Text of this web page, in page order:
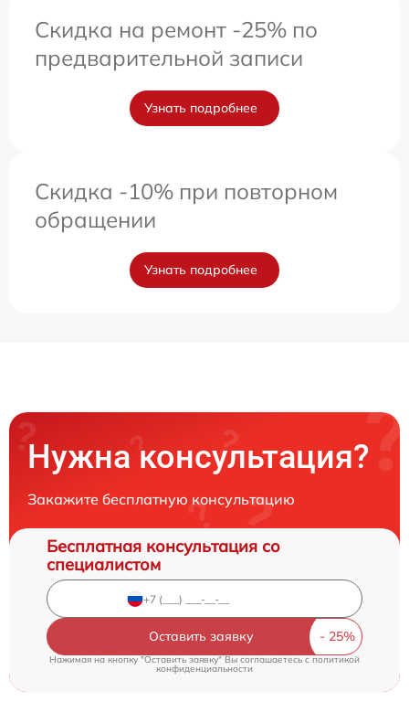
Скидка на ремонт -25% по
предварительной записи
Узнать подробнее
Скидка -10% при повторном
обращении
Узнать подробнее
Нужна консультация?
Закажите бесплатную консультацию
Бесплатная консультация со
специалистом
Оставить заявку
Нажимая на кнопку "Оставить заявку" Вы соглашаетесь cполитикой
конфиденциальности